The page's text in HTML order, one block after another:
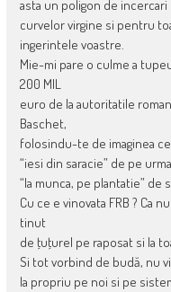
asta un poligon de
curvelor virgine si pentru
ingerintele voastre.
Mie-mi pare o culme a
200 MIL
euro de la autoritatile
Baschet,
folosindu-te de imaginea
“iesi din saracie” de pe
“la munca, pe plantatie” de
Cu ce e vinovata FRB ? Ca
tinut
de ţuţurel pe raposat si la
Si tot vorbind de budă, nu
la propriu pe noi si pe